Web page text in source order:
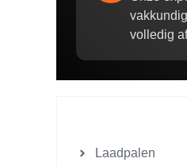
volledig
Laadpalen